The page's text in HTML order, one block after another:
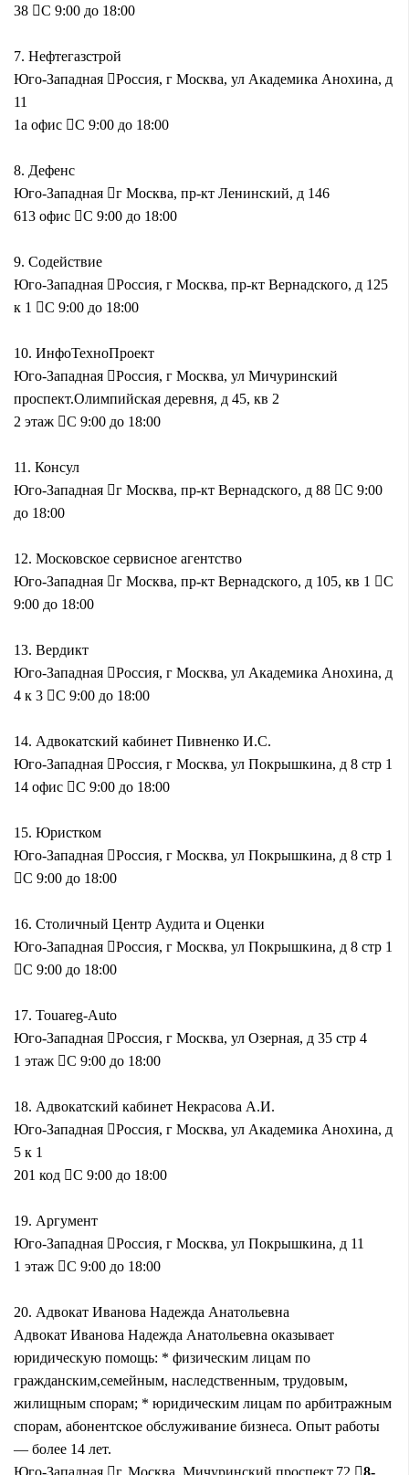
38
С 9:00 до 18:00
7. Нефтегазстрой
Юго-Западная
Россия, г Москва, ул Академика Анохина, д
11
1а офис
С 9:00 до 18:00
8. Дефенс
Юго-Западная
г Москва, пр-кт Ленинский, д 146
613 офис
С 9:00 до 18:00
9. Содействие
Юго-Западная
Россия, г Москва, пр-кт Вернадского, д 125
к 1
С 9:00 до 18:00
10. ИнфоТехноПроект
Юго-Западная
Россия, г Москва, ул Мичуринский
проспект.Олимпийская деревня, д 45, кв 2
2 этаж
С 9:00 до 18:00
11. Консул
Юго-Западная
г Москва, пр-кт Вернадского, д 88
С 9:00
до 18:00
12. Московское сервисное агентство
Юго-Западная
г Москва, пр-кт Вернадского, д 105, кв 1
С
9:00 до 18:00
13. Вердикт
Юго-Западная
Россия, г Москва, ул Академика Анохина, д
4 к 3
С 9:00 до 18:00
14. Адвокатский кабинет Пивненко И.С.
Юго-Западная
Россия, г Москва, ул Покрышкина, д 8 стр 1
14 офис
С 9:00 до 18:00
15. Юристком
Юго-Западная
Россия, г Москва, ул Покрышкина, д 8 стр 1
С 9:00 до 18:00
16. Столичный Центр Аудита и Оценки
Юго-Западная
Россия, г Москва, ул Покрышкина, д 8 стр 1
С 9:00 до 18:00
17. Touareg-Auto
Юго-Западная
Россия, г Москва, ул Озерная, д 35 стр 4
1 этаж
С 9:00 до 18:00
18. Адвокатский кабинет Некрасова А.И.
Юго-Западная
Россия, г Москва, ул Академика Анохина, д
5 к 1
201 код
С 9:00 до 18:00
19. Аргумент
Юго-Западная
Россия, г Москва, ул Покрышкина, д 11
1 этаж
С 9:00 до 18:00
20. Адвокат Иванова Надежда Анатольевна
Адвокат Иванова Надежда Анатольевна оказывает
юридическую помощь: * физическим лицам по
гражданским,семейным, наследственным, трудовым,
жилищным спорам; * юридическим лицам по арбитражным
спорам, абонентское обслуживание бизнеса. Опыт работы
— более 14 лет.
Юго-Западная
г. Москва, Мичуринский проспект,72 8-